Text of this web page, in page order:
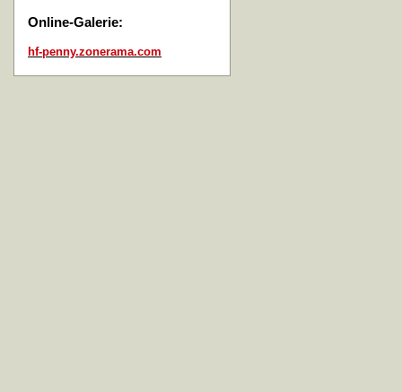
Online-Galerie:
hf-penny.zonerama.com